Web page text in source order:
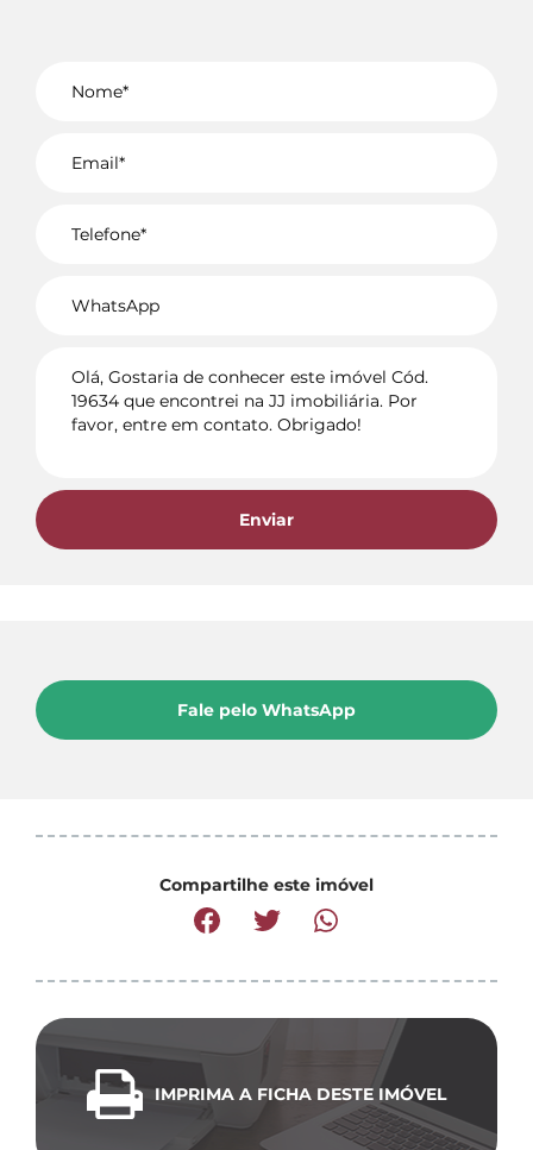
Enviar
Fale pelo WhatsApp
Compartilhe este imóvel
IMPRIMA A FICHA DESTE IMÓVEL